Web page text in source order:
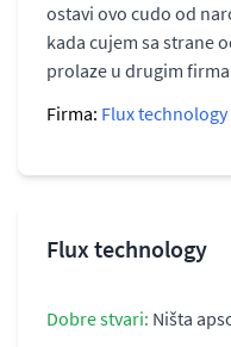
ostavi ovo cudo od
kada cujem sa strane
prolaze u drugim
Firma: Flux technology
Flux technology
Dobre stvari: Ništa